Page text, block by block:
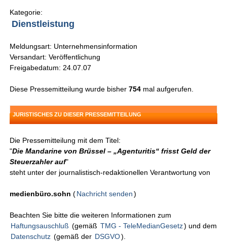
Kategorie:
Dienstleistung
Meldungsart: Unternehmensinformation
Versandart: Veröffentlichung
Freigabedatum: 24.07.07
Diese Pressemitteilung wurde bisher754 mal aufgerufen.
JURISTISCHES ZU DIESER PRESSEMITTEILUNG
Die Pressemitteilung mit dem Titel:
"Die Mandarine von Brüssel – „Agenturitis“ frisst Geld der
Steuerzahler auf"
steht unter der journalistisch-redaktionellen Verantwortung von
medienbüro.sohn (Nachricht senden )
Beachten Sie bitte die weiteren Informationen zum
Haftungsauschluß (gemäß TMG - TeleMedianGesetz) und dem
Datenschutz (gemäß der DSGVO).